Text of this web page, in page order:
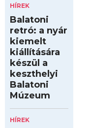
HÍREK
Balatoni
retró: a nyár
kiemelt
kiállítására
készül a
keszthelyi
Balatoni
Múzeum
HÍREK